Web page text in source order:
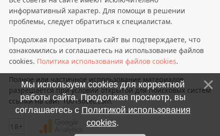
информативный характер. Для помощи в решении
проблемы, следует обратиться к специалистам.
Продолжая просматривать сайт вы подтверждаете, что
ознакомились и соглашаетесь на использование файлов
cookies. Политика использования файлов cookies.
Полное или частичное использование материалов
разрешается при условии открытой для поисковых систем
ссылки на сайт 1001sovet.com.
18+
Мы используем cookies для корректной
работы сайта. Продолжая просмотр, вы
соглашаетесь с Политикой использования
cookies.